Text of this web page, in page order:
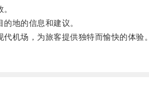
地的信息和建议。
机场，为旅客提供独特而愉快的体验。